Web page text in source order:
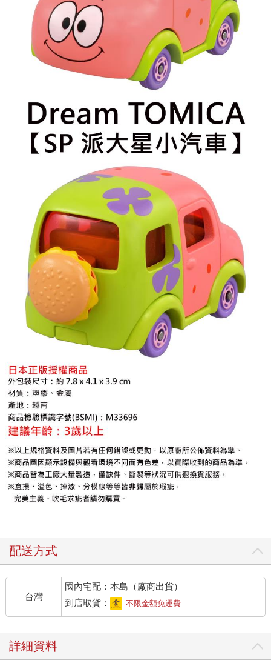
配送方式
台灣
國內宅配：本島（廠商出貨）
到店取貨：
不限金額免運費
詳細資料